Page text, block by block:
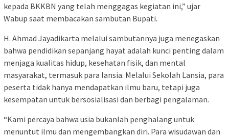
kepada BKKBN yang telah menggagas kegiatan ini,” ujar
Wabup saat membacakan sambutan Bupati.
H. Ahmad Jayadikarta melalui sambutannya juga menegaskan
bahwa pendidikan sepanjang hayat adalah kunci penting dalam
menjaga kualitas hidup, kesehatan fisik, dan mental
masyarakat, termasuk para lansia. Melalui Sekolah Lansia, para
peserta tidak hanya mendapatkan ilmu baru, tetapi juga
kesempatan untuk bersosialisasi dan berbagi pengalaman.
“Kami percaya bahwa usia bukanlah penghalang untuk
menuntut ilmu dan mengembangkan diri. Para wisudawan dan